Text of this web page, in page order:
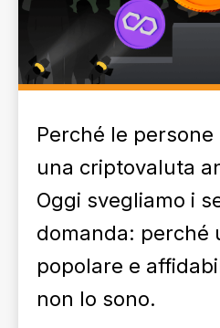
Perché le
una criptovaluta
Oggi svegliamo i
domanda: perché
popolare e
non lo sono.